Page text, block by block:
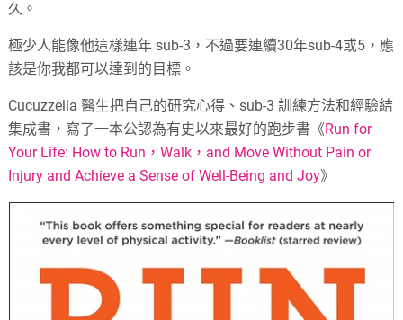
久。
極少人能像他這樣連年 sub-3，不過要連續30年sub-4或5，應
該是你我都可以達到的目標。
Cucuzzella 醫生把自己的研究心得、sub-3 訓練方法和經驗結
集成書，寫了一本公認為有史以來最好的跑步書《Run for
Your Life: How to Run，Walk，and Move Without Pain or
Injury and Achieve a Sense of Well-Being and Joy》